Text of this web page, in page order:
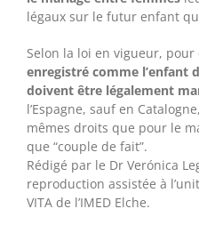
légaux sur le futur enfant
Selon la loi en vigueur, pour
enregistré comme l’enfant
doivent être légalement
l’Espagne, sauf en
mêmes droits que pour le
que “couple de fait”.
Rédigé par le Dr Verónica
reproduction assistée à
VITA de l’IMED Elche.